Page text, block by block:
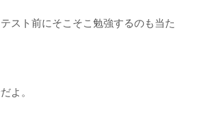
スト前にそこそこ勉強するのも当た
よ。